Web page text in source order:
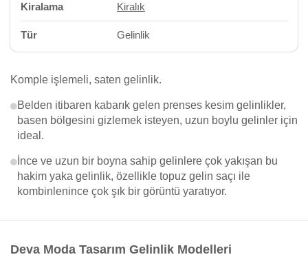
Kiralama Kiralık
Tür Gelinlik
Komple işlemeli, saten gelinlik.
Belden itibaren kabarık gelen prenses kesim gelinlikler,
basen bölgesini gizlemek isteyen, uzun boylu gelinler için
ideal.
İnce ve uzun bir boyna sahip gelinlere çok yakışan bu
hakim yaka gelinlik, özellikle topuz gelin saçı ile
kombinlenince çok şık bir görüntü yaratıyor.
Deva Moda Tasarım Gelinlik Modelleri